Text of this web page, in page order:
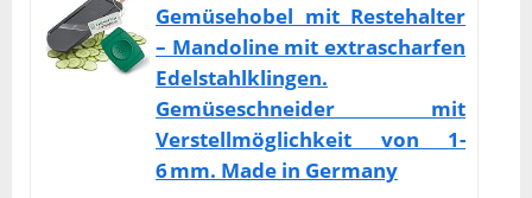
Gemüsehobel mit Restehalter
– Mandoline mit extrascharfen
Edelstahlklingen.
Gemüseschneider mit
Verstellmöglichkeit von 1-
6 mm. Made in Germany